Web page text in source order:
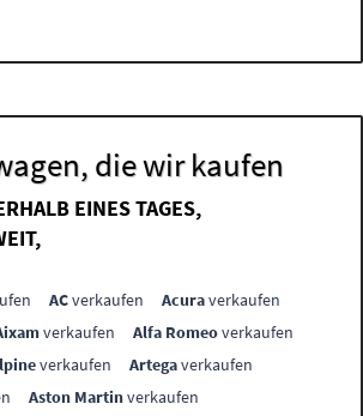
die wir kaufen
EINES TAGES,
ACverkaufen Acuraverkaufen
verkaufen Alfa Romeoverkaufen
verkaufen Artegaverkaufen
Aston Martinverkaufen